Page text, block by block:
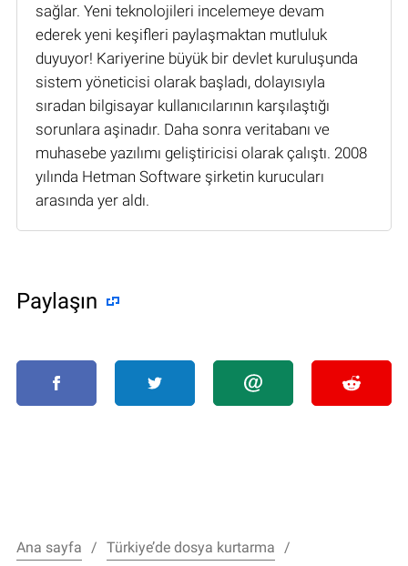
sağlar. Yeni teknolojileri incelemeye devam
ederek yeni keşifleri paylaşmaktan mutluluk
duyuyor! Kariyerine büyük bir devlet kuruluşunda
sistem yöneticisi olarak başladı, dolayısıyla
sıradan bilgisayar kullanıcılarının karşılaştığı
sorunlara aşinadır. Daha sonra veritabanı ve
muhasebe yazılımı geliştiricisi olarak çalıştı. 2008
yılında Hetman Software şirketin kurucuları
arasında yer aldı.
Paylaşın
Ana sayfa
Türkiye’de dosya kurtarma